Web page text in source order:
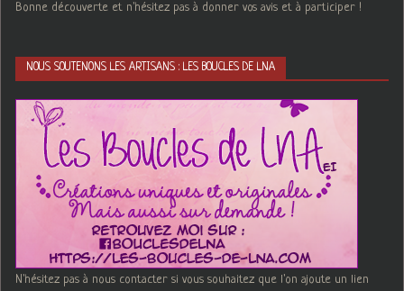
Bonne découverte et n'hésitez pas à donner vos avis et à participer !
NOUS SOUTENONS LES ARTISANS : LES BOUCLES DE LNA
N'hésitez pas à nous contacter si vous souhaitez que l'on ajoute un lien